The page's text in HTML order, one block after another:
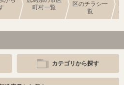
町村一覧
区のチラシ一
覧
カテゴリから探す